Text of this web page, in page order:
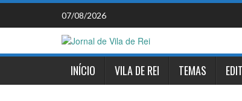
Skip
content
07/08/2026
INÍCIO VILA DE REI TEMAS